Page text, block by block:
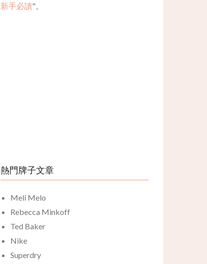
新手必讀"。
熱門牌子文章
Meli Melo
Rebecca Minkoff
Ted Baker
Nike
Superdry